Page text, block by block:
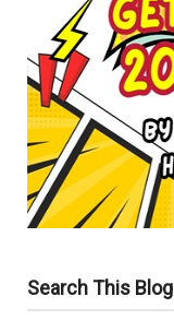
Search This Blog